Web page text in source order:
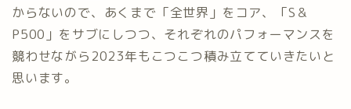
からないので、あくまで「全世界」をコア、「S＆
P500」をサブにしつつ、それぞれのパフォーマンスを
競わせながら2023年もこつこつ積み立てていきたいと
思います。